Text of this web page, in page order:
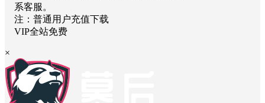
系客服。
注：普通用户充值下载
VIP全站免费
×